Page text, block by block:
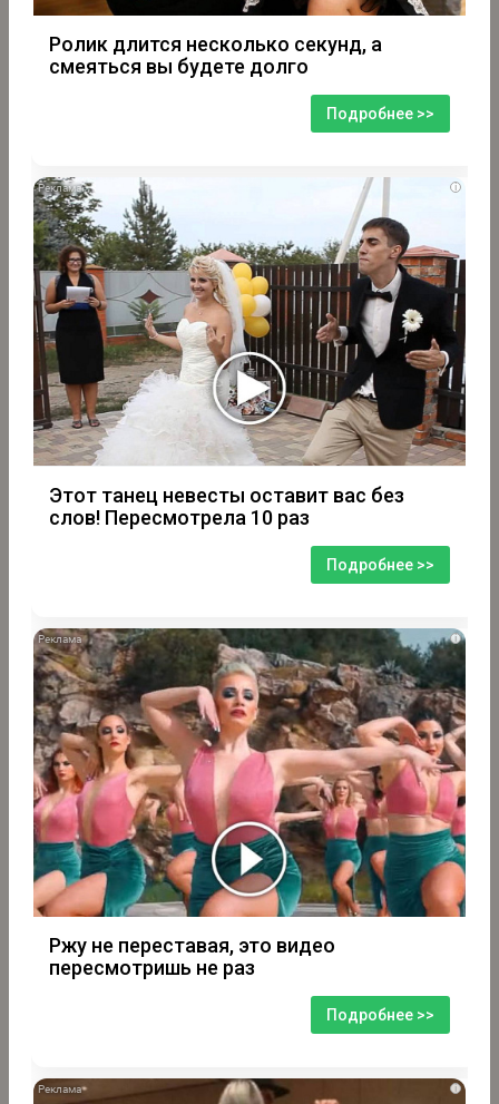
Ролик длится несколько секунд, а
смеяться вы будете долго
Подробнее >>
i
Этот танец невесты оставит вас без
слов! Пересмотрела 10 раз
Подробнее >>
i
Ржу не переставая, это видео
пересмотришь не раз
Подробнее >>
i